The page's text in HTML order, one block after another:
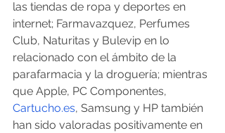
las tiendas de ropa y deportes en
internet; Farmavazquez, Perfumes
Club, Naturitas y Bulevip en lo
relacionado con el ámbito de la
parafarmacia y la droguería; mientras
que Apple, PC Componentes,
Cartucho.es, Samsung y HP también
han sido valoradas positivamente en